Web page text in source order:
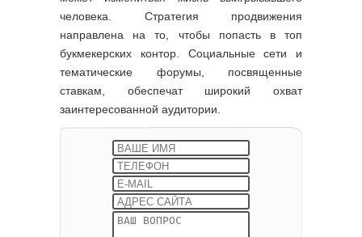
человека. Стратегия продвижения
направлена на то, чтобы попасть в топ
букмекерских контор. Социальные сети и
тематические форумы, посвященные
ставкам, обеспечат широкий охват
заинтересованной аудитории.